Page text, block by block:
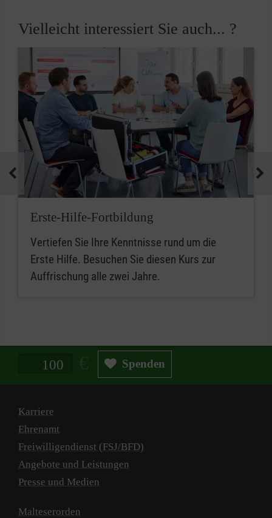
Vielleicht interessiert Sie auch... ?
Erste-Hilfe-Fortbildung
Vertiefen Sie Ihre Kenntnisse rund um die
Erste Hilfe. Besuchen Sie diesen Kurs zur
Auffrischung alle zwei Jahre.
Spendenbetrag in Euro Spenden
Karriere
Ehrenamt
Freiwilligendienst (FSJ/BFD)
Angebote und Leistungen
Presse und Medien
Malteserorden